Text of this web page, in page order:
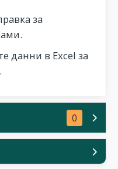
за
данни в Excel за
0